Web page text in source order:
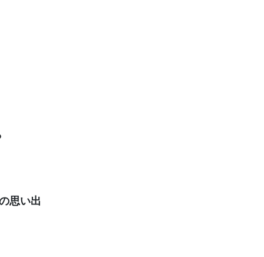
思い出